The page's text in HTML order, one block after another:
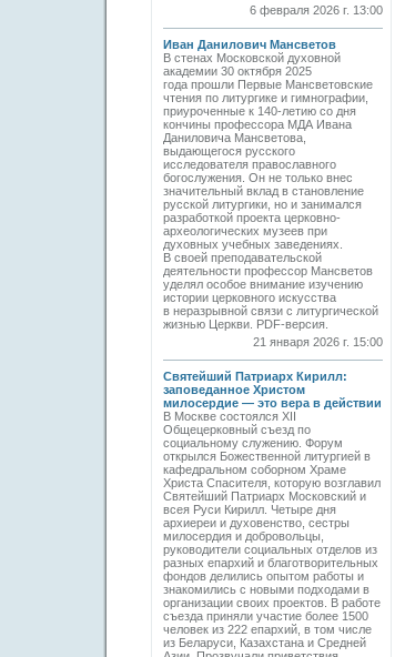
6 февраля 2026 г. 13:00
Иван Данилович Мансветов
В стенах Московской духовной
академии 30 октября 2025
года прошли Первые Мансветовские
чтения по литургике и гимнографии,
приуроченные к 140-летию со дня
кончины профессора МДА Ивана
Даниловича Мансветова,
выдающегося русского
исследователя православного
богослужения. Он не только внес
значительный вклад в становление
русской литургики, но и занимался
разработкой проекта церковно-
археологических музеев при
духовных учебных заведениях.
В своей преподавательской
деятельности профессор Мансветов
уделял особое внимание изучению
истории церковного искусства
в неразрывной связи с литургической
жизнью Церкви. PDF-версия.
21 января 2026 г. 15:00
Святейший Патриарх Кирилл:
заповеданное Христом
милосердие — это вера в действии
В Москве состоялся XII
Общецерковный съезд по
социальному служению. Форум
открылся Божественной литургией в
кафедральном соборном Храме
Христа Спасителя, которую возглавил
Святейший Патриарх Московский и
всея Руси Кирилл. Четыре дня
архиереи и духовенство, сестры
милосердия и добровольцы,
руководители социальных отделов из
разных епархий и благотворительных
фондов делились опытом работы и
знакомились с новыми подходами в
организации своих проектов. В работе
съезда приняли участие более 1500
человек из 222 епархий, в том числе
из Беларуси, Казахстана и Средней